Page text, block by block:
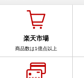
楽天市場
商品数は1億点以上